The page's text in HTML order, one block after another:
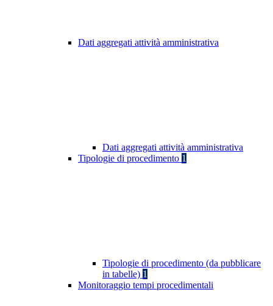
Dati aggregati attività amministrativa
Dati aggregati attività amministrativa
Tipologie di procedimento 1
Tipologie di procedimento (da pubblicare
in tabelle) 1
Monitoraggio tempi procedimentali